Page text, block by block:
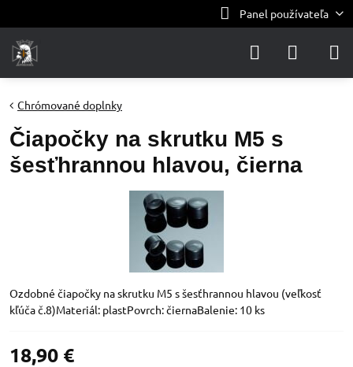
Panel používateľa
Chrómované doplnky
Čiapočky na skrutku M5 s
šesťhrannou hlavou, čierna
Ozdobné čiapočky na skrutku M5 s šesťhrannou hlavou (veľkosť
kľúča č.8)Materiál: plastPovrch: čiernaBalenie: 10 ks
18,90 €